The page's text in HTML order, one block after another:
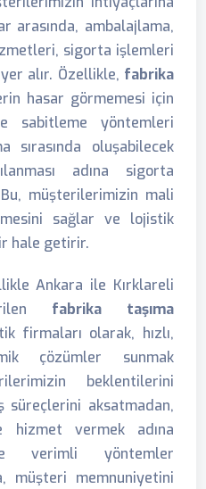
arasında, ambalajlama,
sigorta işlemleri
alır. Özellikle, fabrika
hasar görmemesi için
sabitleme yöntemleri
sırasında oluşabilecek
adına sigorta
müşterilerimizin mali
sağlar ve lojistik
hale getirir.
Ankara ile Kırklareli
fabrika taşıma
firmaları olarak, hızlı,
çözümler sunmak
beklentilerini
süreçlerini aksatmadan,
hizmet vermek adına
verimli yöntemler
müşteri memnuniyetini